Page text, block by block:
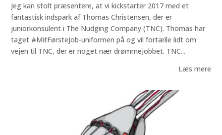
Jeg kan stolt præsentere, at vi kickstarter 2017 med et
fantastisk indspark af Thomas Christensen, der er
juniorkonsulent i The Nudging Company (TNC). Thomas har
taget #MitFørsteJob-uniformen på og vil fortælle lidt om
vejen til TNC, der er noget nær drømmejobbet. TNC...
Læs mere